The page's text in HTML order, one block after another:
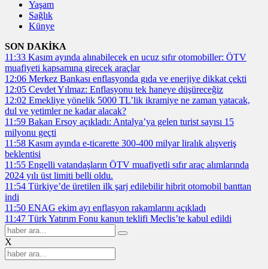
Yaşam
Sağlık
Künye
SON DAKİKA
11:33 Kasım ayında alınabilecek en ucuz sıfır otomobiller: ÖTV
muafiyeti kapsamına girecek araçlar
12:06 Merkez Bankası enflasyonda gıda ve enerjiye dikkat çekti
12:05 Cevdet Yılmaz: Enflasyonu tek haneye düşüreceğiz
12:02 Emekliye yönelik 5000 TL’lik ikramiye ne zaman yatacak,
dul ve yetimler ne kadar alacak?
11:59 Bakan Ersoy açıkladı: Antalya’ya gelen turist sayısı 15
milyonu geçti
11:58 Kasım ayında e-ticarette 300-400 milyar liralık alışveriş
beklentisi
11:55 Engelli vatandaşların ÖTV muafiyetli sıfır araç alımlarında
2024 yılı üst limiti belli oldu.
11:54 Türkiye’de üretilen ilk şarj edilebilir hibrit otomobil banttan
indi
11:50 ENAG ekim ayı enflasyon rakamlarını açıkladı
11:47 Türk Yatırım Fonu kanun teklifi Meclis’te kabul edildi
X